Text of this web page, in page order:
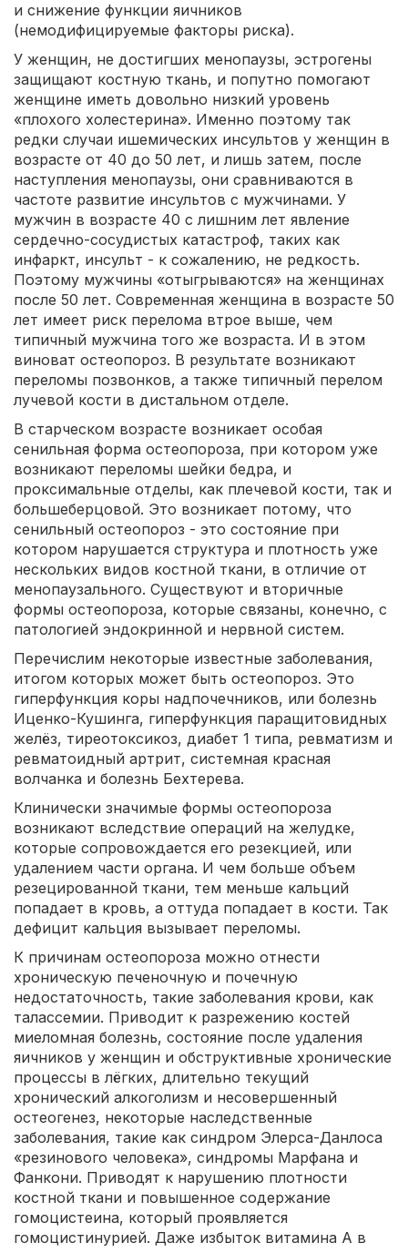
и снижение функции яичников
(немодифицируемые факторы риска).
У женщин, не достигших менопаузы, эстрогены
защищают костную ткань, и попутно помогают
женщине иметь довольно низкий уровень
«плохого холестерина». Именно поэтому так
редки случаи ишемических инсультов у женщин в
возрасте от 40 до 50 лет, и лишь затем, после
наступления менопаузы, они сравниваются в
частоте развитие инсультов с мужчинами. У
мужчин в возрасте 40 с лишним лет явление
сердечно-сосудистых катастроф, таких как
инфаркт, инсульт - к сожалению, не редкость.
Поэтому мужчины «отыгрываются» на женщинах
после 50 лет. Современная женщина в возрасте 50
лет имеет риск перелома втрое выше, чем
типичный мужчина того же возраста. И в этом
виноват остеопороз. В результате возникают
переломы позвонков, а также типичный перелом
лучевой кости в дистальном отделе.
В старческом возрасте возникает особая
сенильная форма остеопороза, при котором уже
возникают переломы шейки бедра, и
проксимальные отделы, как плечевой кости, так и
большеберцовой. Это возникает потому, что
сенильный остеопороз - это состояние при
котором нарушается структура и плотность уже
нескольких видов костной ткани, в отличие от
менопаузального. Существуют и вторичные
формы остеопороза, которые связаны, конечно, с
патологией эндокринной и нервной систем.
Перечислим некоторые известные заболевания,
итогом которых может быть остеопороз. Это
гиперфункция коры надпочечников, или болезнь
Иценко-Кушинга, гиперфункция паращитовидных
желёз, тиреотоксикоз, диабет 1 типа, ревматизм и
ревматоидный артрит, системная красная
волчанка и болезнь Бехтерева.
Клинически значимые формы остеопороза
возникают вследствие операций на желудке,
которые сопровождается его резекцией, или
удалением части органа. И чем больше объем
резецированной ткани, тем меньше кальций
попадает в кровь, а оттуда попадает в кости. Так
дефицит кальция вызывает переломы.
К причинам остеопороза можно отнести
хроническую печеночную и почечную
недостаточность, такие заболевания крови, как
талассемии. Приводит к разрежению костей
миеломная болезнь, состояние после удаления
яичников у женщин и обструктивные хронические
процессы в лёгких, длительно текущий
хронический алкоголизм и несовершенный
остеогенез, некоторые наследственные
заболевания, такие как синдром Элерса-Данлоса
«резинового человека», синдромы Марфана и
Фанкони. Приводят к нарушению плотности
костной ткани и повышенное содержание
гомоцистеина, который проявляется
гомоцистинурией. Даже избыток витамина А в